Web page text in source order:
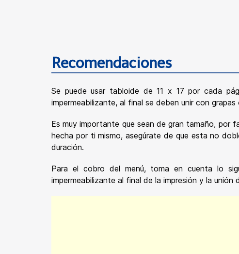
Recomendaciones
Se puede usar tabloide de 11 x 17 por cada
impermeabilizante, al final se deben unir con
Es muy importante que sean de gran tamaño, por
hecha por ti mismo, asegúrate de que esta no
duración.
Para el cobro del menú, toma en cuenta lo
impermeabilizante al final de la impresión y la